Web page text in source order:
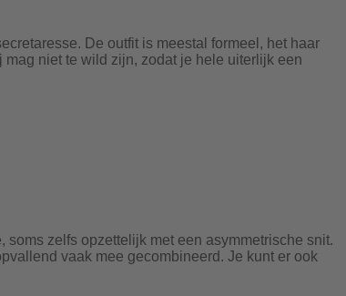
De outfit is meestal formeel, het haar
niet te wild zijn, zodat je hele uiterlijk een
zelfs opzettelijk met een asymmetrische snit.
vaak mee gecombineerd. Je kunt er ook